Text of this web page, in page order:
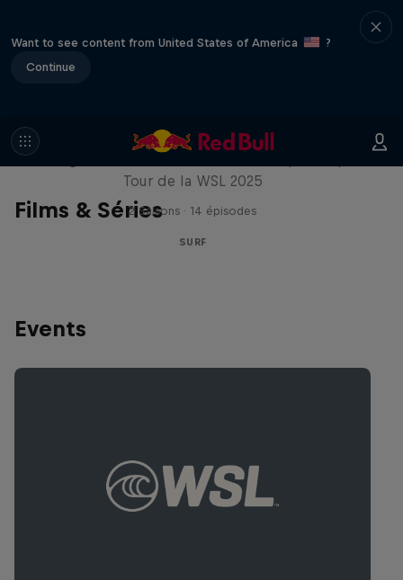
Want to see content from United States of America
?
Continue
Films & Séries
Inside Pro Surfing
Tour de la WSL 2025
2 Saisons · 14 épisodes
SURF
Events